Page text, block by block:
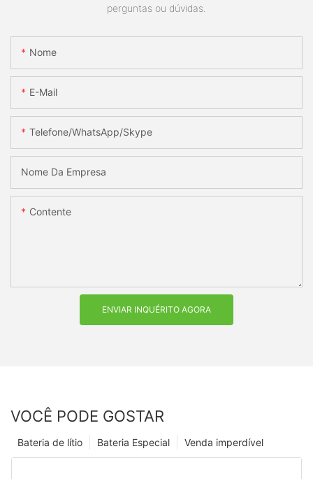
perguntas ou dúvidas.
Nome
E-Mail
Telefone/WhatsApp/Skype
Nome Da Empresa
Contente
ENVIAR INQUÉRITO AGORA
VOCÊ PODE GOSTAR
Venda imperdível
Bateria Especial
Bateria de lítio